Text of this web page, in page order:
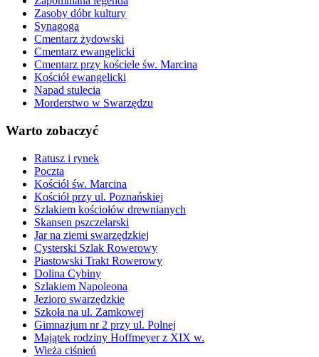
Zasoby dóbr kultury
Synagoga
Cmentarz żydowski
Cmentarz ewangelicki
Cmentarz przy kościele św. Marcina
Kościół ewangelicki
Napad stulecia
Morderstwo w Swarzędzu
Warto zobaczyć
Ratusz i rynek
Poczta
Kościół św. Marcina
Kościół przy ul. Poznańskiej
Szlakiem kościołów drewnianych
Skansen pszczelarski
Jar na ziemi swarzędzkiej
Cysterski Szlak Rowerowy
Piastowski Trakt Rowerowy
Dolina Cybiny
Szlakiem Napoleona
Jezioro swarzędzkie
Szkoła na ul. Zamkowej
Gimnazjum nr 2 przy ul. Polnej
Majątek rodziny Hoffmeyer z XIX w.
Wieża ciśnień